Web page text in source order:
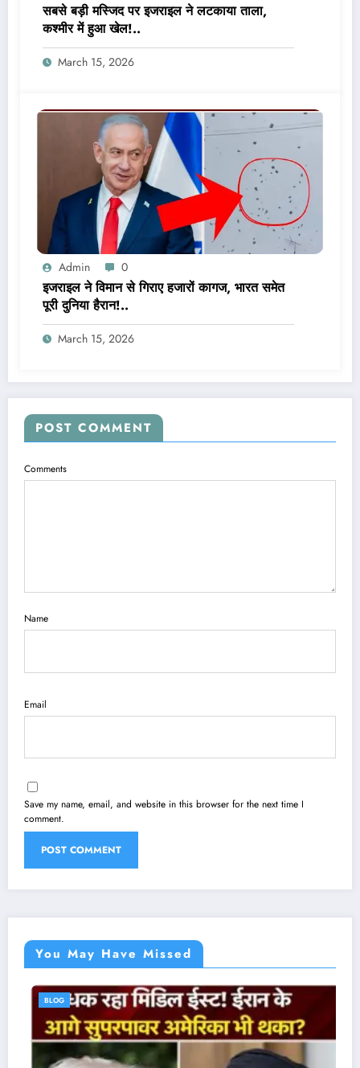
सबसे बड़ी मस्जिद पर इजराइल ने लटकाया ताला,
कश्मीर में हुआ खेल!..
March 15, 2026
Admin 0
इजराइल ने विमान से गिराए हजारों कागज, भारत समेत
पूरी दुनिया हैरान!..
March 15, 2026
POST COMMENT
Comments
Name
Email
Save my name, email, and website in this browser for the next time I
comment.
You May Have Missed